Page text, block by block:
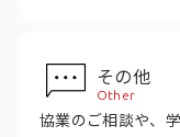
コーポレートサイ
その他
Other
協業のご相談や、